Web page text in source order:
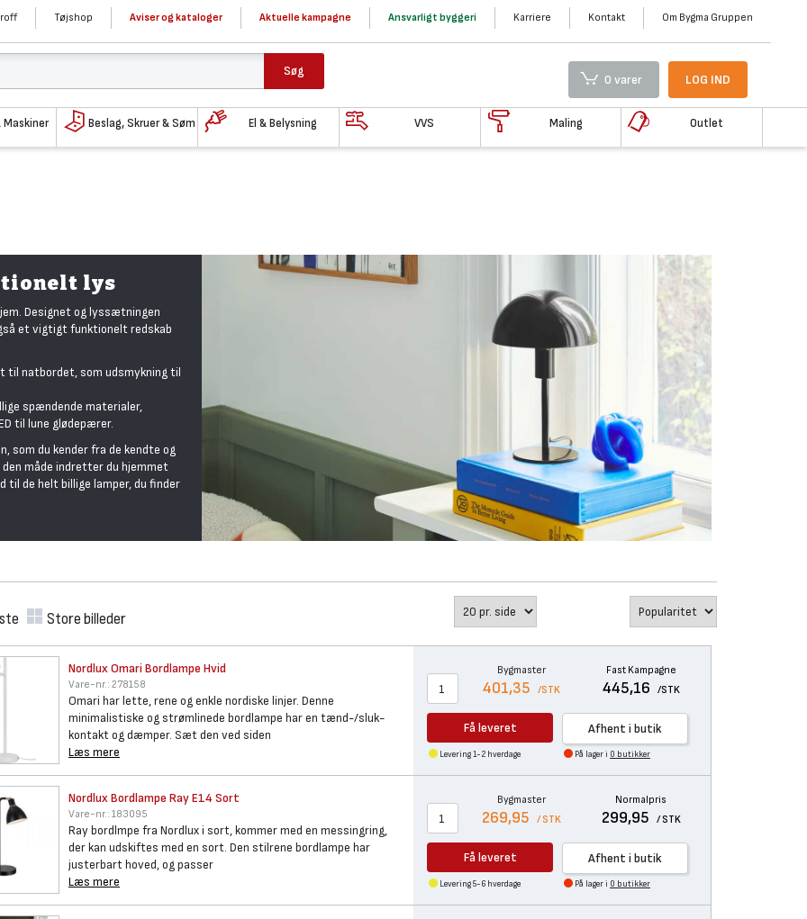
Tøjshop Aviser og kataloger Aktuelle kampagne Ansvarligt byggeri Karriere Kontakt Om Bygma Gruppen
Søg
0 varer LOG IND
Beslag, Skruer & Søm El & Belysning VVS Maling Outlet
lys
Designet og lyssætningen
et vigtigt funktionelt redskab
til natbordet, som udsmykning til
spændende materialer,
til lune glødepærer.
som du kender fra de kendte og
måde indretter du hjemmet
til de helt billige lamper, du finder
Store billeder
Nordlux Omari Bordlampe Hvid
Vare-nr.: 278158
Omari har lette, rene og enkle nordiske linjer. Denne
minimalistiske og strømlinede bordlampe har en tænd-/sluk-
kontakt og dæmper. Sæt den ved siden
Læs mere
Bygmaster
401,35 /STK
Fast Kampagne
445,16 /STK
Få leveret Afhent i butik
Levering 1-2 hverdage På lager i 0 butikker
Nordlux Bordlampe Ray E14 Sort
Vare-nr.: 183095
Ray bordlmpe fra Nordlux i sort, kommer med en messingring,
der kan udskiftes med en sort. Den stilrene bordlampe har
justerbart hoved, og passer
Læs mere
Bygmaster
269,95 / STK
Normalpris
299,95 / STK
Få leveret Afhent i butik
Levering 5-6 hverdage På lager i 0 butikker